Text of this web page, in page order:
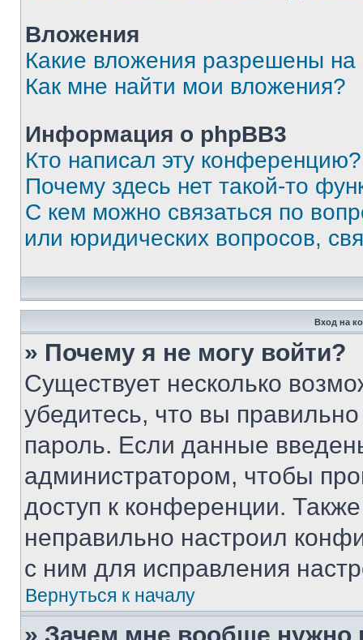
Вложения
Какие вложения разрешены
Как мне найти мои вложения?
Информация о phpBB3
Кто написал эту конференцию?
Почему здесь нет такой-то
С кем можно связаться по
или юридических вопросов,
Вход на
» Почему я не могу войти?
Существует несколько
убедитесь, что вы
пароль. Если данные
администратором, чтобы
доступ к конференции.
неправильно настроил
с ним для исправления
Вернуться к началу